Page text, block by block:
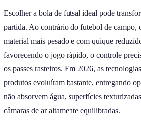
Escolher a bola de futsal ideal pode
partida. Ao contrário do futebol de campo,
material mais pesado e com quique
favorecendo o jogo rápido, o controle
os passes rasteiros. Em 2026, as
produtos evoluíram bastante, entregando
não absorvem água, superfícies
câmaras de ar altamente equilibradas.